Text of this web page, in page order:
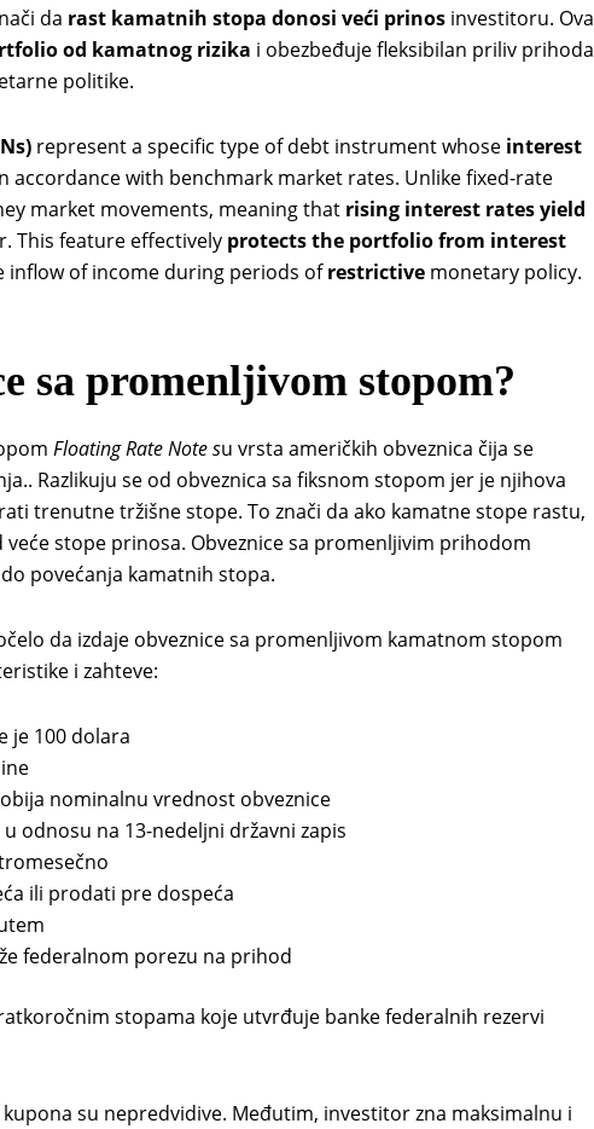
da rast kamatnih stopa donosi veći prinos investitoru. Ova
od kamatnog rizika i obezbeđuje fleksibilan priliv prihoda
politike.
represent a specific type of debt instrument whose interest
accordance with benchmark market rates. Unlike fixed-rate
market movements, meaning that rising interest rates yield
This feature effectively protects the portfolio from interest
inflow of income during periods ofrestrictive monetary policy.
sa promenljivom stopom?
Floating Rate Note su vrsta američkih obveznica čija se
Razlikuju se od obveznica sa fiksnom stopom jer je njihova
trenutne tržišne stope. To znači da ako kamatne stope rastu,
stope prinosa. Obveznice sa promenljivim prihodom
povećanja kamatnih stopa.
da izdaje obveznice sa promenljivom kamatnom stopom
i zahteve:
je 100 dolara
nominalnu vrednost obveznice
odnosu na 13-nedeljni državni zapis
ili prodati pre dospeća
federalnom porezu na prihod
stopama koje utvrđuje banke federalnih rezervi
su nepredvidive. Međutim, investitor zna maksimalnu i